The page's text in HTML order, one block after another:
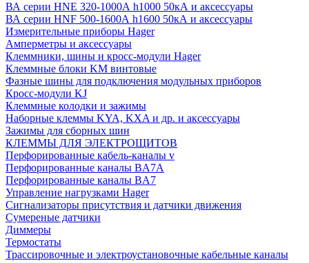
ВА серии HNE 320-1000А h1000 50кА и аксессуары
ВА серии HNF 500-1600А h1600 50кА и аксессуары
Измерительные приборы Hager
Амперметры и аксессуары
Клеммники, шины и кросс-модули Hager
Клеммные блоки KM винтовые
Фазные шины для подключения модульных приборов
Кросс-модули KJ
Клеммные колодки и зажимы
Наборные клеммы KYA, KXA и др. и аксессуары
Зажимы для сборных шин
КЛЕММЫ ДЛЯ ЭЛЕКТРОЩИТОВ
Перфорированные кабель-каналы v
Перфорированные каналы BA7A
Перфорированные каналы BA7
Управление нагрузками Hager
Сигнализаторы присутствия и датчики движения
Сумереные датчики
Диммеры
Термостаты
Трассировочные и электроустановочные кабельные каналы